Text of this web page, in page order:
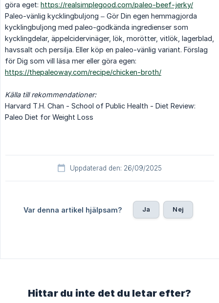
göra eget: https://realsimplegood.com/paleo-beef-jerky/
Paleo-vänlig kycklingbuljong – Gör Din egen hemmagjorda
kycklingbuljong med paleo-godkända ingredienser som
kycklingdelar, äppelcidervinäger, lök, morötter, vitlök, lagerblad,
havssalt och persilja. Eller köp en paleo-vänlig variant. Förslag
för Dig som vill läsa mer eller göra egen:
https://thepaleoway.com/recipe/chicken-broth/
Källa till rekommendationer:
Harvard T.H. Chan - School of Public Health - Diet Review:
Paleo Diet for Weight Loss
Uppdaterad den: 26/09/2025
Var denna artikel hjälpsam? Ja Nej
Hittar du inte det du letar efter?